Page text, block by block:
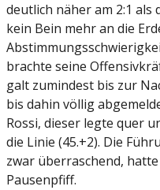
deutlich näher am 2:1 als
kein Bein mehr an die
brachte seine
galt zumindest bis zur
bis dahin völlig
Rossi, dieser legte quer
die Linie (45.+2). Die
zwar überraschend,
Pausenpfiff.